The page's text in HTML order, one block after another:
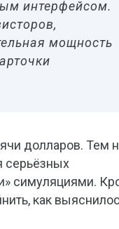
интерфейсом.
мощность
долларов. Тем
серьёзных
симуляциями.
как